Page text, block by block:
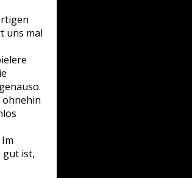
uns mal
ohnehin
gut ist,